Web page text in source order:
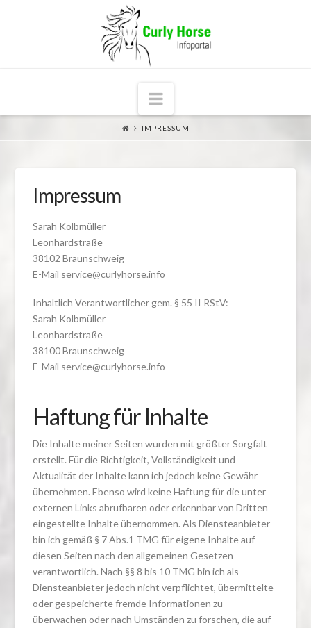
Navigation
IMPRESSUM
Impressum
Sarah Kolbmüller
Leonhardstraße
38102 Braunschweig
E-Mail service@curlyhorse.info
Inhaltlich Verantwortlicher gem. § 55 II RStV:
Sarah Kolbmüller
Leonhardstraße
38100 Braunschweig
E-Mail service@curlyhorse.info
Haftung für Inhalte
Die Inhalte meiner Seiten wurden mit größter Sorgfalt
erstellt. Für die Richtigkeit, Vollständigkeit und
Aktualität der Inhalte kann ich jedoch keine Gewähr
übernehmen. Ebenso wird keine Haftung für die unter
externen Links abrufbaren oder erkennbar von Dritten
eingestellte Inhalte übernommen. Als Diensteanbieter
bin ich gemäß § 7 Abs.1 TMG für eigene Inhalte auf
diesen Seiten nach den allgemeinen Gesetzen
verantwortlich. Nach §§ 8 bis 10 TMG bin ich als
Diensteanbieter jedoch nicht verpflichtet, übermittelte
oder gespeicherte fremde Informationen zu
überwachen oder nach Umständen zu forschen, die auf